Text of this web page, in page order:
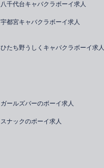
八千代台キャバクラボーイ求人
宇都宮キャバクラボーイ求人
ひたち野うしくキャバクラボーイ求人
ガールズバーのボーイ求人
スナックのボーイ求人